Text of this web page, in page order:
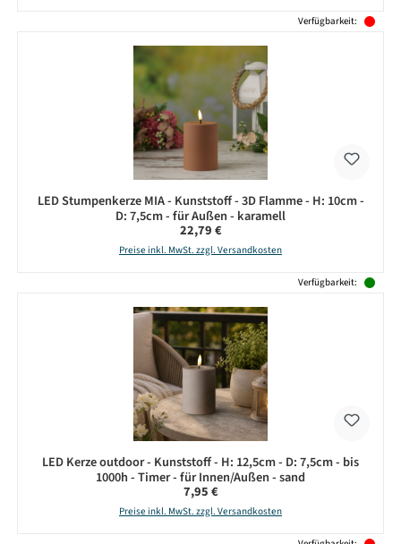
Verfügbarkeit:
LED Stumpenkerze MIA - Kunststoff - 3D Flamme - H: 10cm -
D: 7,5cm - für Außen - karamell
Regulärer Preis:
22,79 €
Preise inkl. MwSt. zzgl. Versandkosten
Verfügbarkeit:
LED Kerze outdoor - Kunststoff - H: 12,5cm - D: 7,5cm - bis
1000h - Timer - für Innen/Außen - sand
Regulärer Preis:
7,95 €
Preise inkl. MwSt. zzgl. Versandkosten